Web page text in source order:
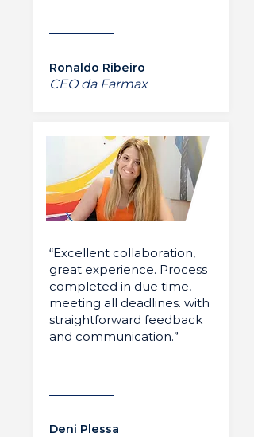
Ronaldo Ribeiro
CEO da Farmax
“Excellent collaboration,
great experience. Process
completed in due time,
meeting all deadlines. with
straightforward feedback
and communication.”
Deni Plessa